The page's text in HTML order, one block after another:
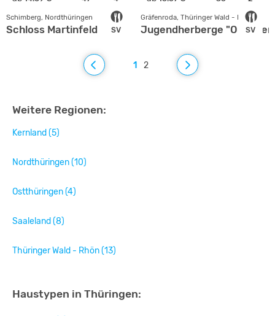
SV
Schimberg, Nordthüringen
Schloss Martinfeld SV
Gräfenroda, Thüringer Wald - Rhön
Jugendherberge "Olga
1 2
Weitere Regionen:
Kernland (5)
Nordthüringen (10)
Ostthüringen (4)
Saaleland (8)
Thüringer Wald - Rhön (13)
Haustypen in Thüringen: